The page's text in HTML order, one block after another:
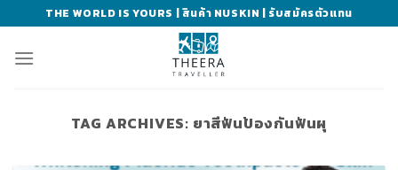
to
content
THE WORLD IS YOURS | สินค้า NUSKIN | รับสมัครตัวแทน
TAG ARCHIVES: ยาสีฟันป้องกันฟันผุ